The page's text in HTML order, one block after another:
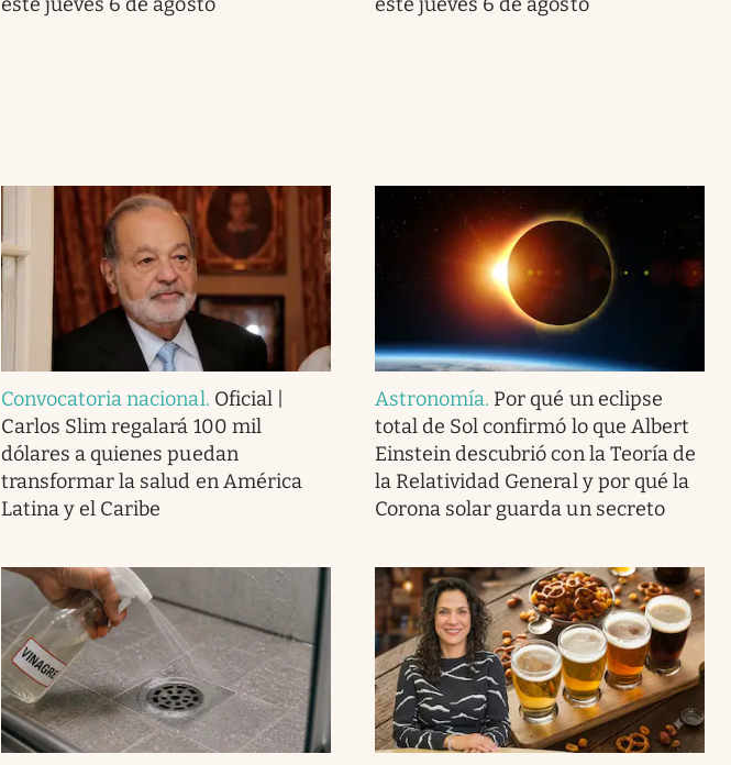
Convocatoria nacional. Oficial |
Carlos Slim regalará 100 mil
dólares a quienes puedan
transformar la salud en América
Latina y el Caribe
Astronomía. Por qué un eclipse
total de Sol confirmó lo que Albert
Einstein descubrió con la Teoría de
la Relatividad General y por qué la
Corona solar guarda un secreto